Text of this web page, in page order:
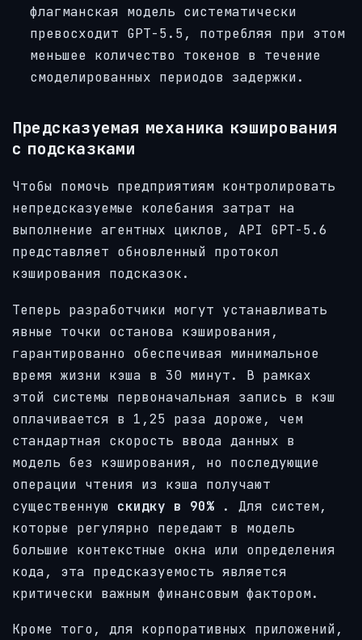
флагманская модель систематически
превосходит GPT-5.5, потребляя при этом
меньшее количество токенов в течение
смоделированных периодов задержки.
Предсказуемая механика кэширования
с подсказками
Чтобы помочь предприятиям контролировать
непредсказуемые колебания затрат на
выполнение агентных циклов, API GPT-5.6
представляет обновленный протокол
кэширования подсказок.
Теперь разработчики могут устанавливать
явные точки останова кэширования,
гарантированно обеспечивая минимальное
время жизни кэша в 30 минут. В рамках
этой системы первоначальная запись в кэш
оплачивается в 1,25 раза дороже, чем
стандартная скорость ввода данных в
модель без кэширования, но последующие
операции чтения из кэша получают
существенную скидку в 90% . Для систем,
которые регулярно передают в модель
большие контекстные окна или определения
кода, эта предсказуемость является
критически важным финансовым фактором.
Кроме того, для корпоративных приложений,